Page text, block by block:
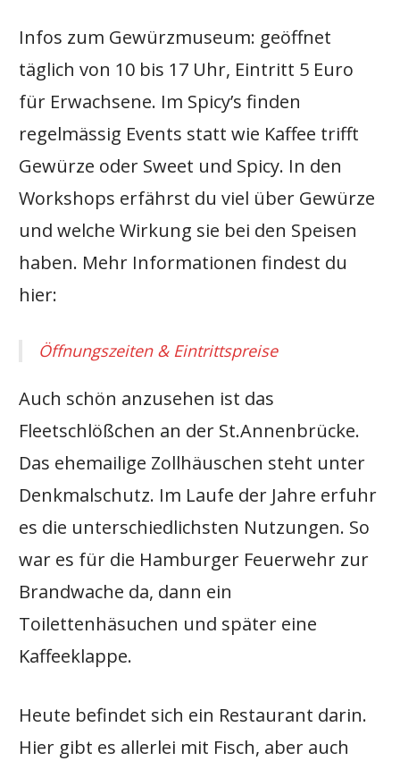
Infos zum Gewürzmuseum: geöffnet
täglich von 10 bis 17 Uhr, Eintritt 5 Euro
für Erwachsene. Im Spicy’s finden
regelmässig Events statt wie Kaffee trifft
Gewürze oder Sweet und Spicy. In den
Workshops erfährst du viel über Gewürze
und welche Wirkung sie bei den Speisen
haben. Mehr Informationen findest du
hier:
Öffnungszeiten & Eintrittspreise
Auch schön anzusehen ist das
Fleetschlößchen an der St.Annenbrücke.
Das ehemailige Zollhäuschen steht unter
Denkmalschutz. Im Laufe der Jahre erfuhr
es die unterschiedlichsten Nutzungen. So
war es für die Hamburger Feuerwehr zur
Brandwache da, dann ein
Toilettenhäsuchen und später eine
Kaffeeklappe.
Heute befindet sich ein Restaurant darin.
Hier gibt es allerlei mit Fisch, aber auch